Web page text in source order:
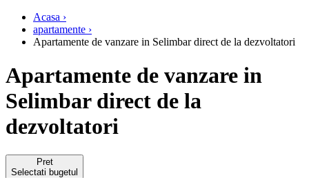
Acasa ›
apartamente ›
Apartamente de vanzare in Selimbar direct de la dezvoltatori
Apartamente de vanzare in
Selimbar direct de la
dezvoltatori
Pret
Selectati bugetul